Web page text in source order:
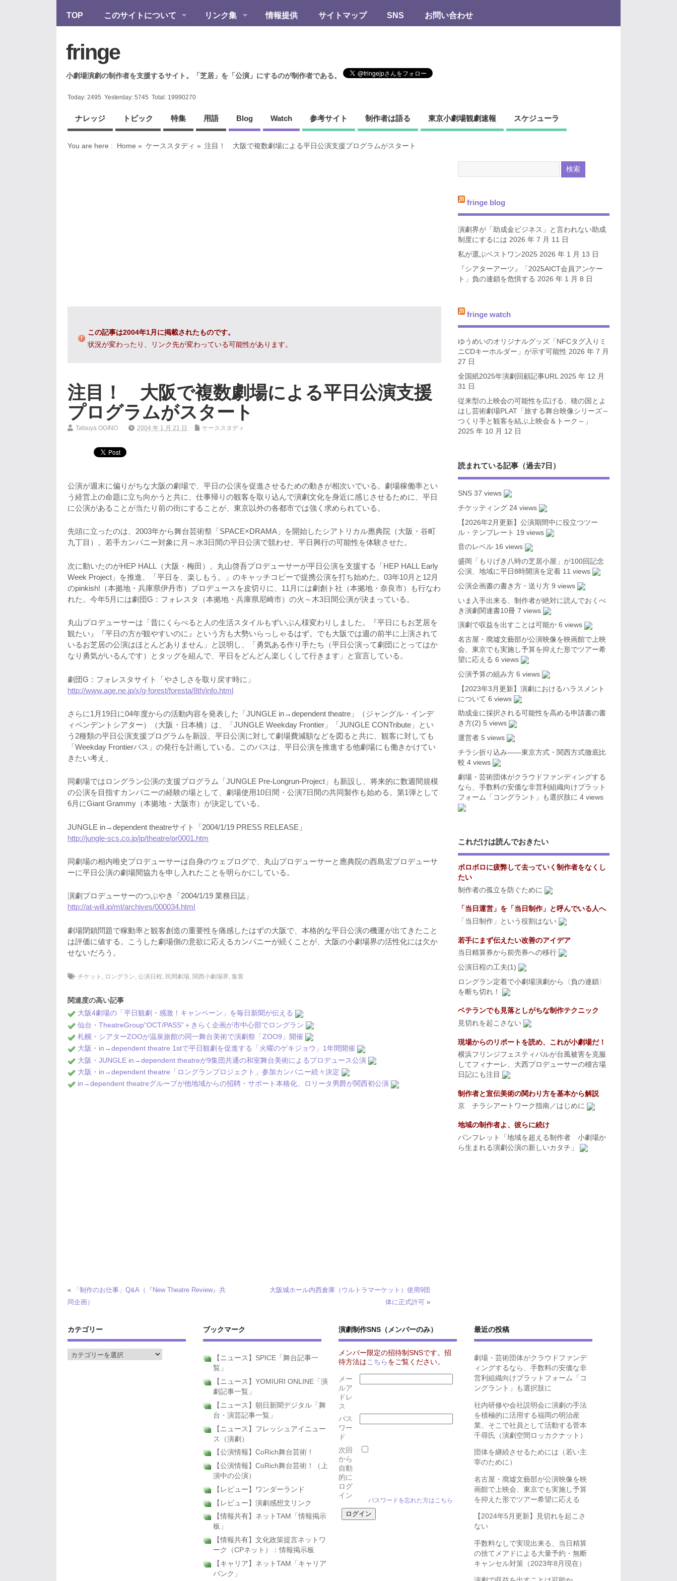
TOP このサイトについて リンク集 情報提供 サイトマップ SNS お問い合わせ
fringe
小劇場演劇の制作者を支援するサイト。「芝居」を「公演」にするのが制作者である。
Today:2495 Yesterday:5745 Total: 19990270
ナレッジ トピック 特集 用語 Blog Watch 参考サイト 制作者は語る 東京小劇場観劇速報 スケジューラ
You are here : Home » ケーススタディ » 注目！ 大阪で複数劇場による平日公演支援プログラムがスタート
この記事は2004年1月に掲載されたものです。
状況が変わったり、リンク先が変わっている可能性があります。
注目！ 大阪で複数劇場による平日公演支援
プログラムがスタート
Tatsuya OGINO 2004 年 1 月 21 日 ケーススタディ
公演が週末に偏りがちな大阪の劇場で、平日の公演を促進させるための動きが相次いでいる。劇場稼働率とい
う経営上の命題に立ち向かうと共に、仕事帰りの観客を取り込んで演劇文化を身近に感じさせるために、平日
に公演があることが当たり前の街にすることが、東京以外の各都市では強く求められている。
先頭に立ったのは、2003年から舞台芸術祭「SPACE×DRAMA」を開始したシアトリカル應典院（大阪・谷町
九丁目）。若手カンパニー対象に月～水3日間の平日公演で競わせ、平日興行の可能性を体験させた。
次に動いたのがHEP HALL（大阪・梅田）。丸山啓吾プロデューサーが平日公演を支援する「HEP HALL Early
Week Project」を推進、「平日を、楽しもう。」のキャッチコピーで提携公演を打ち始めた。03年10月と12月
のpinkish!（本拠地・兵庫県伊丹市）プロデュースを皮切りに、11月には劇創ト社（本拠地・奈良市）も行なわ
れた。今年5月には劇団G：フォレスタ（本拠地・兵庫県尼崎市）の火～木3日間公演が決まっている。
丸山プロデューサーは「昔にくらべると人の生活スタイルもずいぶん様変わりしました。『平日にもお芝居を
観たい』『平日の方が観やすいのに』という方も大勢いらっしゃるはず。でも大阪では週の前半に上演されて
いるお芝居の公演はほとんどありません」と説明し、「勇気ある作り手たち（平日公演って劇団にとってはか
なり勇気がいるんです）とタッグを組んで、平日をどんどん楽しくして行きます」と宣言している。
劇団G：フォレスタサイト「やさしさを取り戻す時に」
http://www.age.ne.jp/x/g-forest/foresta/8th/info.html
さらに1月19日に04年度からの活動内容を発表した「JUNGLE in→dependent theatre」（ジャングル・インデ
ィペンデントシアター）（大阪・日本橋）は、「JUNGLE Weekday Frontier」「JUNGLE CONTribute」とい
う2種類の平日公演支援プログラムを新設、平日公演に対して劇場費減額などを図ると共に、観客に対しても
「Weekday Frontierパス」の発行を計画している。このパスは、平日公演を推進する他劇場にも働きかけてい
きたい考え。
同劇場ではロングラン公演の支援プログラム「JUNGLE Pre-Longrun-Project」も新設し、将来的に数週間規模
の公演を目指すカンパニーの経験の場として、劇場使用10日間・公演7日間の共同製作も始める。第1弾として
6月にGiant Grammy（本拠地・大阪市）が決定している。
JUNGLE in→dependent theatreサイト「2004/1/19 PRESS RELEASE」
http://jungle-scs.co.jp/jp/theatre/pr0001.htm
同劇場の相内唯史プロデューサーは自身のウェブログで、丸山プロデューサーと應典院の西島宏プロデューサ
ーに平日公演の劇場間協力を申し入れたことを明らかにしている。
演劇プロデューサーのつぶやき「2004/1/19 業務日誌」
http://at-will.jp/mt/archives/000034.html
劇場閉鎖問題で稼動率と観客創造の重要性を痛感したはずの大阪で、本格的な平日公演の機運が出てきたこと
は評価に値する。こうした劇場側の意欲に応えるカンパニーが続くことが、大阪の小劇場界の活性化には欠か
せないだろう。
チケット , ロングラン,公演日程, 民間劇場, 関西小劇場界,集客
関連度の高い記事
大阪4劇場の「平日観劇・感激！キャンペーン」を毎日新聞が伝える
仙台・TheatreGroup“OCT/PASS”＋きらく企画が市中心部でロングラン
札幌・シアターZOOが温泉旅館の同一舞台美術で演劇祭「ZOO9」開催
大阪・in→dependent theatre 1stで平日観劇を促進する「火曜のゲキジョウ」1年間開催
大阪・JUNGLE in→dependent theatreが9集団共通の和室舞台美術によるプロデュース公演
大阪・in→dependent theatre「ロングランプロジェクト」参加カンパニー続々決定
in→dependent theatreグループが他地域からの招聘・サポート本格化、ロリータ男爵が関西初公演
«
「制作のお仕事」Q&A（『New Theatre Review』共
同企画）
大阪城ホール内西倉庫（ウルトラマーケット）使用9団
体に正式許可 »
fringe blog
演劇界が「助成金ビジネス」と言われない助成
制度にするには 2026 年 7 月 11 日
私が選ぶベストワン2025 2026 年 1 月 13 日
『シアターアーツ』「2025AICT会員アンケー
ト」負の連鎖を危惧する 2026 年 1 月 8 日
fringe watch
ゆうめいのオリジナルグッズ「NFCタグ入りミ
ニCDキーホルダー」が示す可能性 2026 年 7 月
27 日
全国紙2025年演劇回顧記事URL 2025 年 12 月
31 日
従来型の上映会の可能性を広げる、穂の国とよ
はし芸術劇場PLAT「旅する舞台映像シリーズ～
つくり手と観客を結ぶ上映会＆トーク～」
2025 年 10 月 12 日
読まれている記事（過去7日）
SNS 37 views
チケッティング 24 views
【2026年2月更新】公演期間中に役立つツー
ル・テンプレート 19 views
音のレベル 16 views
盛岡「もりげき八時の芝居小屋」が100回記念
公演、地域に平日8時開演を定着 11 views
公演企画書の書き方・送り方 9 views
いま入手出来る、制作者が絶対に読んでおくべ
き演劇関連書10冊 7 views
演劇で収益を出すことは可能か 6 views
名古屋・廃墟文藝部が公演映像を映画館で上映
会、東京でも実施し予算を抑えた形でツアー希
望に応える 6 views
公演予算の組み方 6 views
【2023年3月更新】演劇におけるハラスメント
について 6 views
助成金に採択される可能性を高める申請書の書
き方(2) 5 views
運営者 5 views
チラシ折り込み――東京方式・関西方式徹底比
較 4 views
劇場・芸術団体がクラウドファンディングする
なら、手数料の安価な非営利組織向けプラット
フォーム「コングラント」も選択肢に 4 views
これだけは読んでおきたい
ボロボロに疲弊して去っていく制作者をなくし
たい
制作者の孤立を防ぐために
「当日運営」を「当日制作」と呼んでいる人へ
「当日制作」という役割はない
若手にまず伝えたい改善のアイデア
当日精算券から前売券への移行
公演日程の工夫(1)
ロングラン定着で小劇場演劇から〈負の連鎖〉
を断ち切れ！
ベテランでも見落としがちな制作テクニック
見切れを起こさない
現場からのリポートを読め、これが小劇場だ！
横浜フリンジフェスティバルが台風被害を克服
してフィナーレ、大西プロデューサーの稽古場
日記にも注目
制作者と宣伝美術の関わり方を基本から解説
京 チラシアートワーク指南／はじめに
地域の制作者よ、彼らに続け
パンフレット「地域を超える制作者 小劇場か
ら生まれる演劇公演の新しいカタチ」
カテゴリー ブックマーク
【ニュース】SPICE「舞台記事一
覧」
【ニュース】YOMIURI ONLINE「演
劇記事一覧」
【ニュース】朝日新聞デジタル「舞
台・演芸記事一覧」
【ニュース】フレッシュアイニュー
ス（演劇）
【公演情報】CoRich舞台芸術！
【公演情報】CoRich舞台芸術！（上
演中の公演）
【レビュー】ワンダーランド
【レビュー】演劇感想文リンク
【情報共有】ネットTAM「情報掲示
板」
【情報共有】文化政策提言ネットワ
ーク（CPネット）：情報掲示板
【キャリア】ネットTAM「キャリア
バンク」
演劇制作SNS（メンバーのみ）
メンバー限定の招待制SNSです。招
待方法は こちら をご覧ください。
メー
ルア
ドレ
ス
パス
ワー
ド
次回
から
自動
的に
ログ
イン
パスワードを忘れた方はこちら
最近の投稿
劇場・芸術団体がクラウドファンデ
ィングするなら、手数料の安価な非
営利組織向けプラットフォーム「コ
ングラント」も選択肢に
社内研修や会社説明会に演劇の手法
を積極的に活用する福岡の明治産
業、そこで社員として活動する菅本
千尋氏（演劇空間ロッカクナット）
団体を継続させるためには（若い主
宰のために）
名古屋・廃墟文藝部が公演映像を映
画館で上映会、東京でも実施し予算
を抑えた形でツアー希望に応える
【2024年5月更新】見切れを起こさ
ない
手数料なしで実現出来る、当日精算
の捨てメアドによる大量予約・無断
キャンセル対策（2023年8月現在）